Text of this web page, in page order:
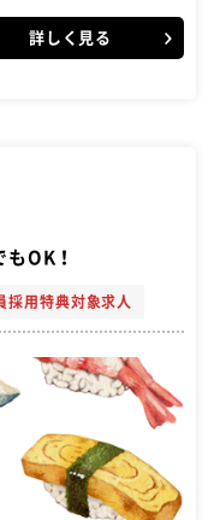
い方も丁寧な指導と研修
目される寿司職人の世界
詳しく見る
OK！
採用特典対象求人